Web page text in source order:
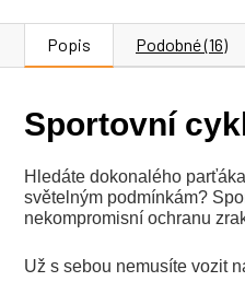
Popis Podobné (16)
Sportovní
Hledáte dokonalého
světelným podmínkám?
nekompromisní ochranu
Už s sebou nemusíte vozit